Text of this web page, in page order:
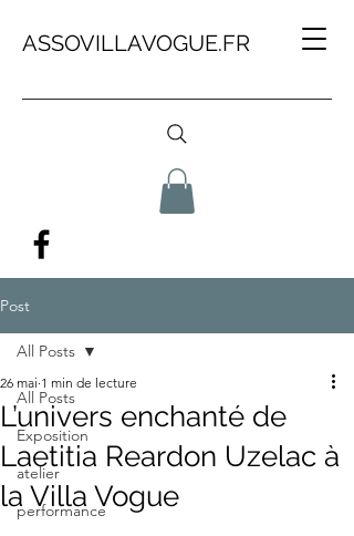
ASSOVILLAVOGUE.FR
Post
All Posts
Exposition
atelier
performance
All Posts
L’univers enchanté de
Laetitia Reardon Uzelac à
la Villa Vogue
26 mai 1 min de lecture